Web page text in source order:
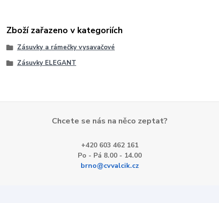
Zboží zařazeno v kategoriích
Zásuvky a rámečky vysavačové
Zásuvky ELEGANT
Chcete se nás na něco zeptat?
+420 603 462 161
Po - Pá 8.00 - 14.00
brno@cvvalcik.cz